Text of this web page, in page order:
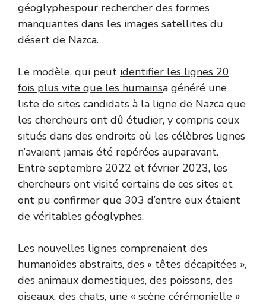
géoglyphespour rechercher des formes
manquantes dans les images satellites du
désert de Nazca.
Le modèle, qui peut identifier les lignes 20
fois plus vite que les humainsa généré une
liste de sites candidats à la ligne de Nazca que
les chercheurs ont dû étudier, y compris ceux
situés dans des endroits où les célèbres lignes
n’avaient jamais été repérées auparavant.
Entre septembre 2022 et février 2023, les
chercheurs ont visité certains de ces sites et
ont pu confirmer que 303 d’entre eux étaient
de véritables géoglyphes.
Les nouvelles lignes comprenaient des
humanoïdes abstraits, des « têtes décapitées »,
des animaux domestiques, des poissons, des
oiseaux, des chats, une « scène cérémonielle »